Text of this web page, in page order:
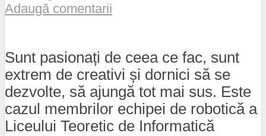
Adaugă comentarii
Sunt pasionați de ceea ce fac, sunt
extrem de creativi și dornici să se
dezvolte, să ajungă tot mai sus. Este
cazul membrilor echipei de robotică a
Liceului Teoretic de Informatică